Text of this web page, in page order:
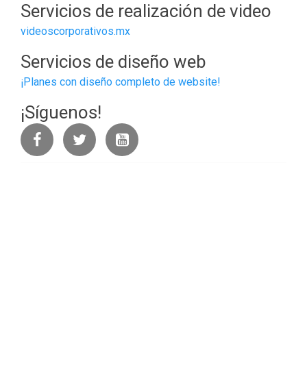
Servicios de realización de video
videoscorporativos.mx
Servicios de diseño web
¡Planes con diseño completo de website!
¡Síguenos!